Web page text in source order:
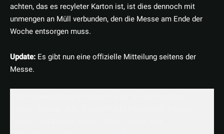
achten, das es recyleter Karton ist, ist dies dennoch mit
unmengen an Müll verbunden, den die Messe am Ende der
Woche entsorgen muss.
Update: Es gibt nun eine offizielle Mitteilung seitens der
Messe.